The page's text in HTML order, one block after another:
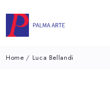
Home / Luca Bellandi